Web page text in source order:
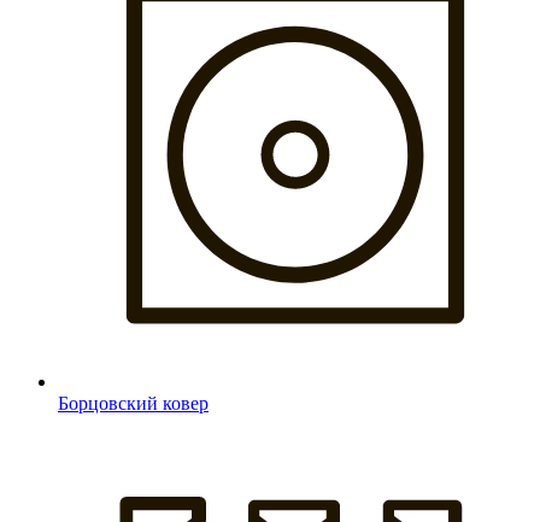
Борцовский ковер